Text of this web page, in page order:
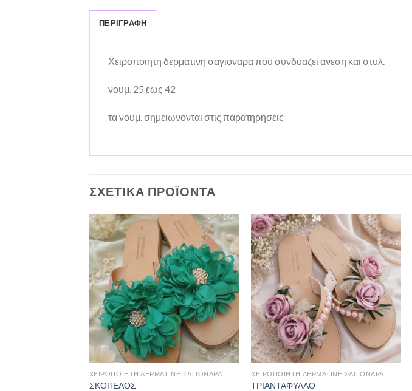
ΠΕΡΙΓΡΑΦΉ
Χειροποιητη δερματινη σαγιοναρα που συνδυαζει ανεση και στυλ.
νουμ. 25 εως 42
τα νουμ. σημειωνονται στις παρατηρησεις
ΣΧΕΤΙΚΆ ΠΡΟΪΌΝΤΑ
Πρόσθήκη
στην λίστα
επιθυμιών
ΧΕΙΡΟΠΟΙΗΤΗ ΔΕΡΜΑΤΙΝΗ ΣΑΓΙΟΝΑΡΑ
ΣΚΟΠΕΛΟΣ
Πρόσθήκη
στην λίστα
επιθυμιών
ΧΕΙΡΟΠΟΙΗΤΗ ΔΕΡΜΑΤΙΝΗ ΣΑΓΙΟΝΑΡΑ
ΤΡΙΑΝΤΑΦΥΛΛΟ